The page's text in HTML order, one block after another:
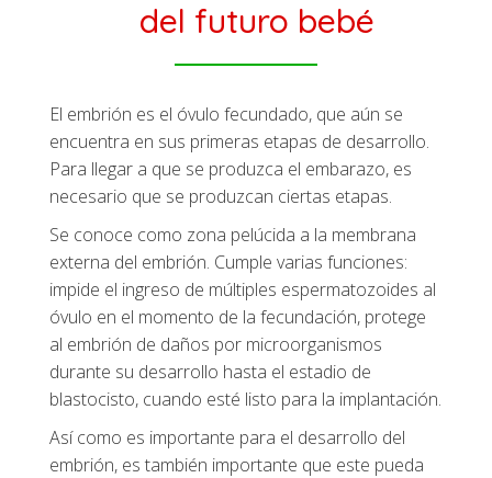
del futuro bebé
El embrión es el óvulo fecundado, que aún se
encuentra en sus primeras etapas de desarrollo.
Para llegar a que se produzca el embarazo, es
necesario que se produzcan ciertas etapas.
Se conoce como zona pelúcida a la membrana
externa del embrión. Cumple varias funciones:
impide el ingreso de múltiples espermatozoides al
óvulo en el momento de la fecundación, protege
al embrión de daños por microorganismos
durante su desarrollo hasta el estadio de
blastocisto, cuando esté listo para la implantación.
Así como es importante para el desarrollo del
embrión, es también importante que este pueda